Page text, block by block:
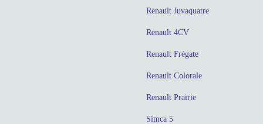
Renault Juvaquatre
Renault 4CV
Renault Frégate
Renault Colorale
Renault Prairie
Simca 5